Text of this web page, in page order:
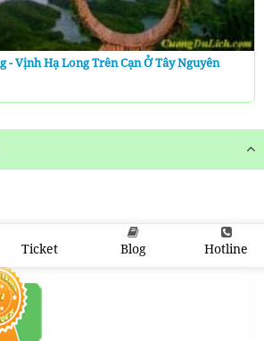
- Vịnh Hạ Long Trên Cạn Ở Tây Nguyên
Ticket Blog Hotline